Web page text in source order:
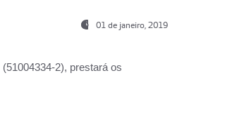
01 de janeiro, 2019
(51004334-2), prestará os